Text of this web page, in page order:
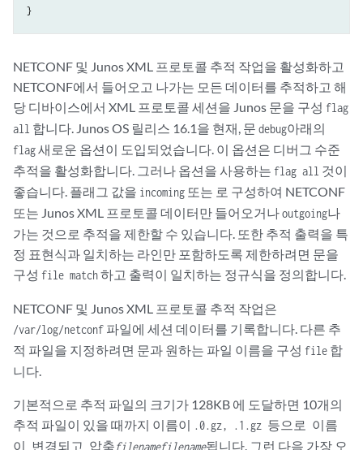
NETCONF 및 Junos XML 프로토콜 추적 작업을 활성화하고
NETCONF에서 들어오고 나가는 모든 데이터를 추적하고 해
당 디바이스에서 XML 프로토콜 세션을 Junos 문을 구성 flag
all 합니다. Junos OS 릴리스 16.1을 현재, 문 debug아래의
flag새로운 옵션이 도입되었습니다. 이 옵션은 디버그 수준
추적을 활성화합니다. 그러나 옵션을 사용하는 flag all 것이
좋습니다. 플래그 값을 incoming 또는 로 구성하여 NETCONF
또는 Junos XML 프로토콜 데이터만 들어오거나outgoing나
가는 것으로 추적을 제한할 수 있습니다. 또한 추적 출력을 특
정 표현식과 일치하는 라인만 포함하도록 제한하려면 문을
구성 file match하고 출력이 일치하는 정규식을 정의합니다.
NETCONF 및 Junos XML 프로토콜 추적 작업은
/var/log/netconf 파일에 세션 데이터를 기록합니다. 다른 추
적 파일을 지정하려면 문과 원하는 파일 이름을 구성 file 합
니다.
기본적으로 추적 파일의 크기가 128KB 에 도달하면 10개의
추적 파일이 있을 때까지 이름이 .0.gz, .1.gz 등으로 이름
이 변경되고 압축filenamefilename됩니다. 그런 다음 가장 오